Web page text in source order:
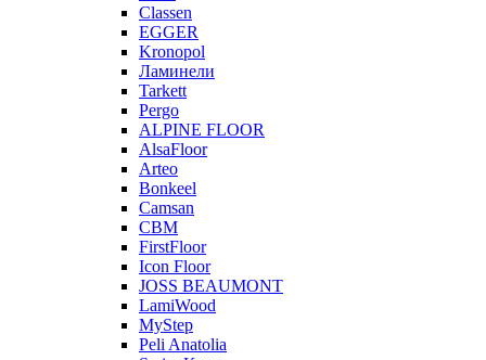
Classen
EGGER
Kronopol
Ламинели
Tarkett
Pergo
ALPINE FLOOR
AlsaFloor
Arteo
Bonkeel
Camsan
CBM
FirstFloor
Icon Floor
JOSS BEAUMONT
LamiWood
MyStep
Peli Anatolia